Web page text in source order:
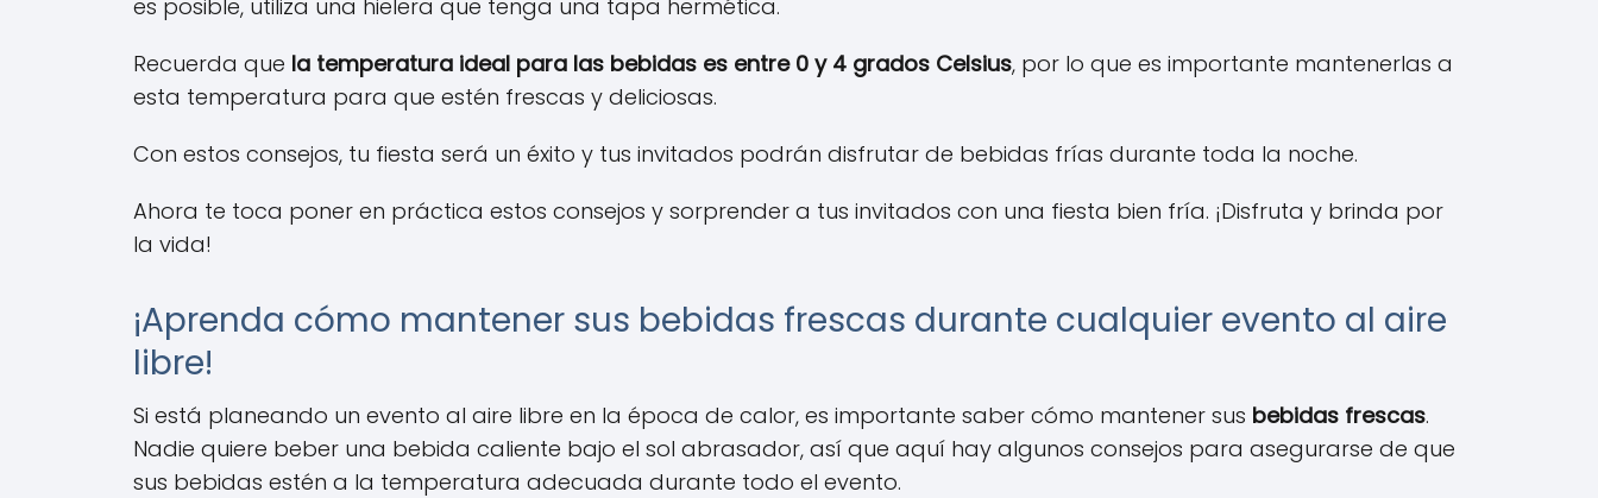
es posible, utiliza una hielera que tenga una tapa hermética.
Recuerda que la temperatura ideal para las bebidas es entre 0 y 4 grados Celsius, por lo que es importante mantenerlas a
esta temperatura para que estén frescas y deliciosas.
Con estos consejos, tu fiesta será un éxito y tus invitados podrán disfrutar de bebidas frías durante toda la noche.
Ahora te toca poner en práctica estos consejos y sorprender a tus invitados con una fiesta bien fría. ¡Disfruta y brinda por
la vida!
¡Aprenda cómo mantener sus bebidas frescas durante cualquier evento al aire
libre!
Si está planeando un evento al aire libre en la época de calor, es importante saber cómo mantener sus bebidas frescas.
Nadie quiere beber una bebida caliente bajo el sol abrasador, así que aquí hay algunos consejos para asegurarse de que
sus bebidas estén a la temperatura adecuada durante todo el evento.